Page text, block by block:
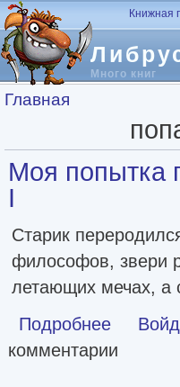
Перейти к основному содержанию
Много книг
Книжная
Вы здесь
Главная
Моя попытка
I
Старик
философов, звери
летающих мечах, а
Подробнее о Моя
комментарии